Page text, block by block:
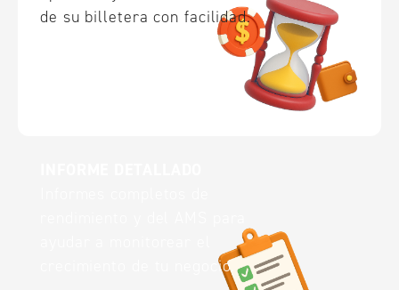
de su billetera con facilidad.
crecimiento de tu negocio.